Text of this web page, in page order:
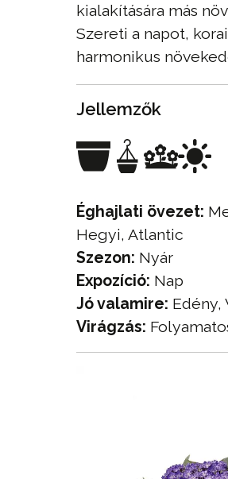
kialakítására más
Szereti a napot,
harmonikus
Jellemzők
Éghajlati övezet:
Hegyi, Atlantic
Szezon: Nyár
Expozíció: Nap
Jó valamire: Edény,
Virágzás: